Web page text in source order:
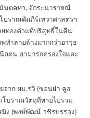
นตคทา, จักระนารายณ์
บราณคัมภีร์เทวาศาสตรา
ทองคำแท้บริสุทธิ์ในคืน
ทำลายล้างมากกว่าอาวุธ
อฅน สามารถครองใจและ
าก ผบ.รวิ (ซอนย่า คูล
บราณวัตถุที่หายไปรวม
ง (พงษ์พัฒน์ วชิรบรรจง)